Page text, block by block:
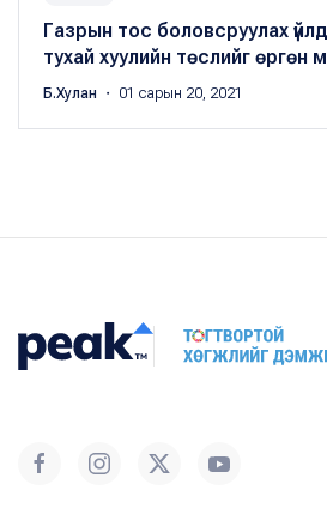
Газрын тос боловсруулах
тухай хуулийн төслийг өргөн
Б.Хулан ・ 01 сарын 20, 2021